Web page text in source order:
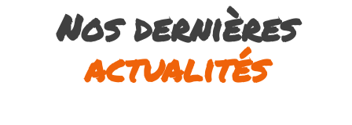
Nos dernières
actualités